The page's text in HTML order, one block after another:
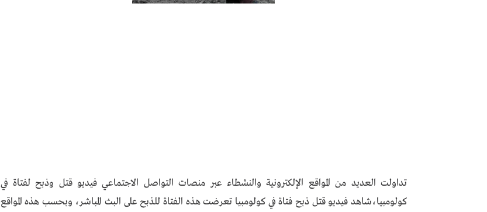
تداولت العديد من المواقع الإلكترونية والنشطاء عبر منصات التواصل الاجتماعي فيديو قتل وذبح لفتاة في
كولومبيا،شاهد فيديو قتل ذبح فتاة في كولومبيا تعرضت هذه الفتاة للذبح على البث المباشر، وبحسب هذه المواقع